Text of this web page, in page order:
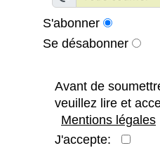
S'abonner
Se désabonner
Avant de
veuillez lire et
Mentions légales
J'accepte: